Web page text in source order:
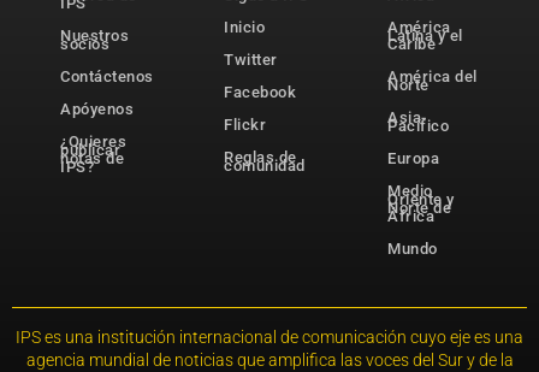
Nuestros
socios
Contáctenos
Apóyenos
¿Quieres
publicar
notas de
IPS?
Inicio
Twitter
Facebook
Flickr
Reglas de
comunidad
América
Latina y el
Caribe
América del
Norte
Asia-
Pacífico
Europa
Medio
Oriente y
Norte de
África
Mundo
IPS es una institución internacional de comunicación cuyo eje es una
agencia mundial de noticias que amplifica las voces del Sur y de la